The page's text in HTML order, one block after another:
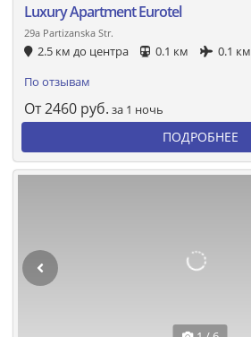
Luxury Apartment Eurotel
29a Partizanska Str.
2.5 км до центра 0.1 км
0.1 км
По отзывам
От2460 руб. за 1 ночь
ПОДРОБНЕЕ